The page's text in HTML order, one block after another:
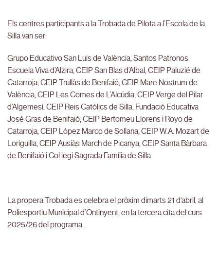
Els centres participants a la Trobada de Pilota a l’Escola de la
Silla van ser:
Grupo Educativo San Luis de València, Santos Patronos
Escuela Viva d’Alzira, CEIP San Blas d’Albal, CEIP Paluzié de
Catarroja, CEIP Trullàs de Benifaió, CEIP Mare Nostrum de
València, CEIP Les Comes de L’Alcúdia, CEIP Verge del Pilar
d’Algemesí, CEIP Reis Catòlics de Silla, Fundació Educativa
José Gras de Benifaió, CEIP Bertomeu Llorens i Royo de
Catarroja, CEIP López Marco de Sollana, CEIP W.A. Mozart de
Loriguilla, CEIP Ausiàs March de Picanya, CEIP Santa Bàrbara
de Benifaió i Col·legi Sagrada Família de Silla.
La propera Trobada es celebra el pròxim dimarts 21 d‘abril, al
Poliesportiu Municipal d’Ontinyent, en la tercera cita del curs
2025/26 del programa.